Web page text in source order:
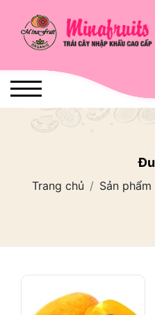
Trang chủ Sản phẩm